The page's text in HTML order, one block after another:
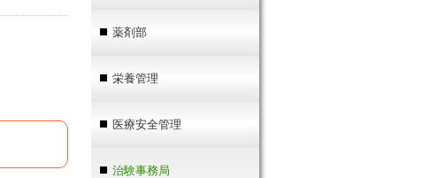
薬剤部
栄養管理
医療安全管理
治験事務局